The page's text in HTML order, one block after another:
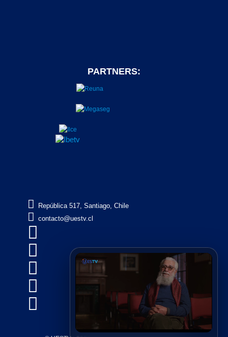
PARTNERS:
 República 517, Santiago, Chile
 contacto@uestv.cl




